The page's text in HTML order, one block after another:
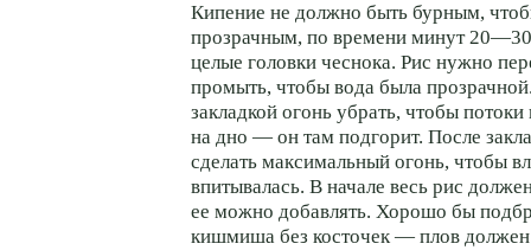
Кипение не должно быть бурным,
прозрачным, по времени минут
целые головки чеснока. Рис нужно
промыть, чтобы вода была
закладкой огонь убрать, чтобы потоки
на дно — он там подгорит. После
сделать максимальный огонь, чтобы
впитывалась. В начале весь рис
ее можно добавлять. Хорошо бы
кишмиша без косточек — плов должен